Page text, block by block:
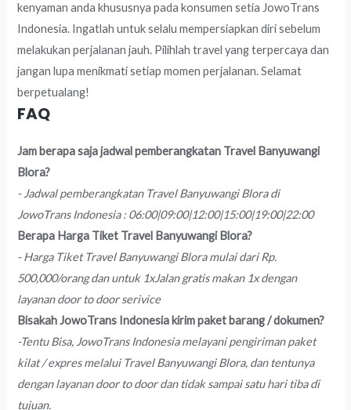
kenyaman anda khususnya pada konsumen setia JowoTrans
Indonesia. Ingatlah untuk selalu mempersiapkan diri sebelum
melakukan perjalanan jauh. Pilihlah travel yang terpercaya dan
jangan lupa menikmati setiap momen perjalanan. Selamat
berpetualang!
FAQ
Jam berapa saja jadwal pemberangkatan Travel Banyuwangi
Blora?
- Jadwal pemberangkatan Travel Banyuwangi Blora di
JowoTrans Indonesia : 06:00|09:00|12:00|15:00|19:00|22:00
Berapa Harga Tiket Travel Banyuwangi Blora?
- Harga Tiket Travel Banyuwangi Blora mulai dari Rp.
500,000/orang dan untuk 1xJalan gratis makan 1x dengan
layanan door to door serivice
Bisakah JowoTrans Indonesia kirim paket barang / dokumen?
-Tentu Bisa, JowoTrans Indonesia melayani pengiriman paket
kilat / expres melalui Travel Banyuwangi Blora, dan tentunya
dengan layanan door to door dan tidak sampai satu hari tiba di
tujuan.